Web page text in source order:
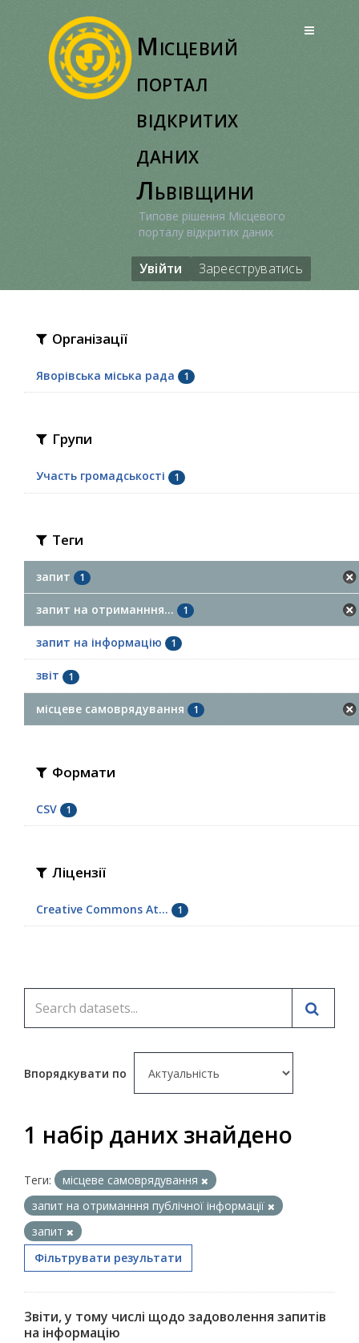
Місцевий
портал
відкритих
даних
Львівщини
Типове рішення Місцевого
порталу відкритих даних
Увійти Зареєструватись
Організації
Яворівська міська рада 1
Групи
Участь громадськості 1
Теги
запит 1
запит на отриманння... 1
запит на інформацію 1
звіт 1
місцеве самоврядування 1
Формати
CSV 1
Ліцензії
Creative Commons At... 1
Впорядкувати по
1 набір даних знайдено
Теги:
місцеве самоврядування
запит на отриманння публічної інформації
запит
Фільтрувати результати
Звіти, у тому числі щодо задоволення запитів
на інформацію